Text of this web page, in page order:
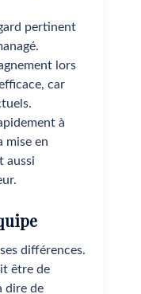
pertinent
lors
car
à
mise en
aussi
différences.
être de
dire de